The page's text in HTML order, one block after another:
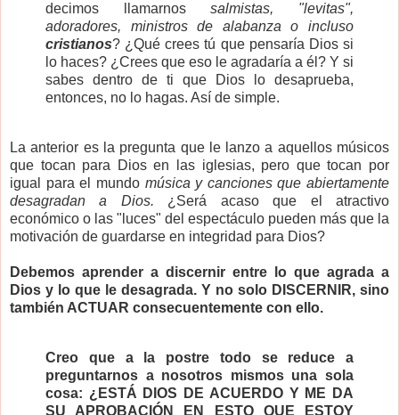
decimos llamarnossalmistas, "levitas",
adoradores, ministros de alabanza o incluso
cristianos? ¿Qué crees tú que pensaría Dios si
lo haces? ¿Crees que eso le agradaría a él? Y si
sabes dentro de ti que Dios lo desaprueba,
entonces, no lo hagas. Así de simple.
La anterior es la pregunta que le lanzo a aquellos músicos
que tocan para Dios en las iglesias, pero que tocan por
igual para el mundo música y canciones que abiertamente
desagradan a Dios. ¿Será acaso que el atractivo
económico o las "luces" del espectáculo pueden más que la
motivación de guardarse en integridad para Dios?
Debemos aprender a discernir entre lo que agrada a
Dios y lo que le desagrada. Y no solo DISCERNIR, sino
también ACTUAR consecuentemente con ello.
Creo que a la postre todo se reduce a
preguntarnos a nosotros mismos una sola
cosa: ¿ESTÁ DIOS DE ACUERDO Y ME DA
SU APROBACIÓN EN ESTO QUE ESTOY